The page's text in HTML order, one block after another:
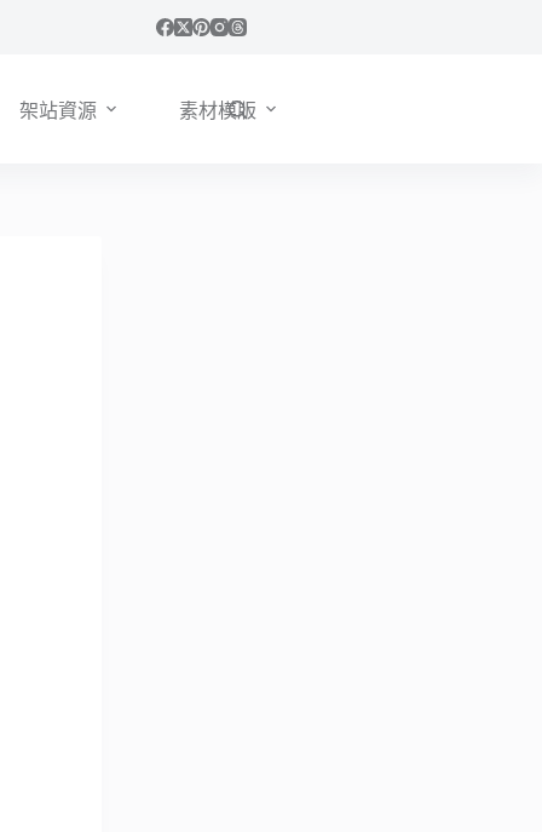
架站資源 素材模版